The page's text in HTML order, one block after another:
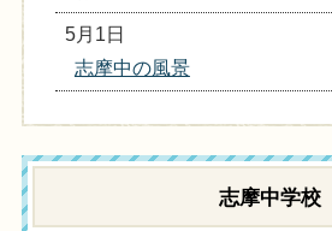
5月1日
志摩中の風景
志摩中学校